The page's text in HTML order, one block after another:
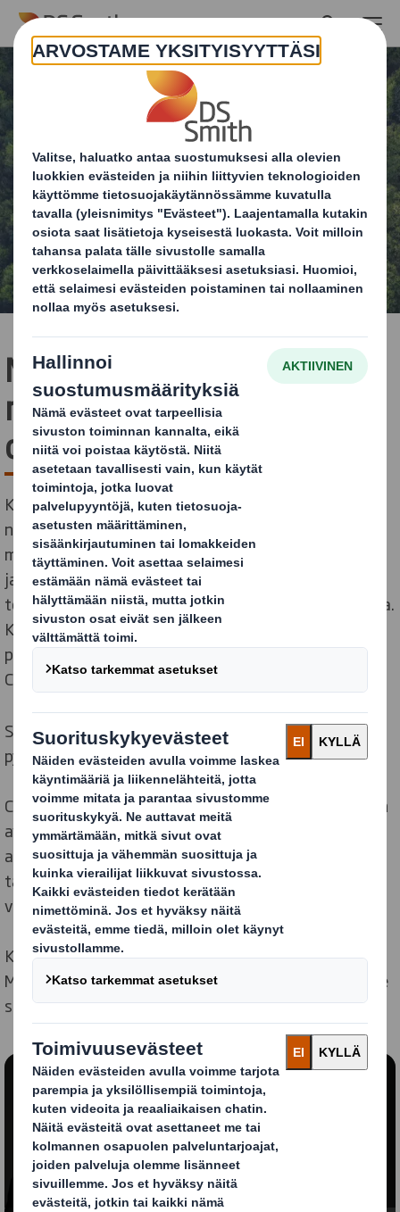
Skip to main content
Miten kiertotalouden
mukainen pakkauksesi
on?
Kun suunnittelemme pakkauksia, suunnittelemme ne
niin, että voimme käyttää mahdollisimman vähän
materiaalia. Optimoimme ne toimitusketjuun sopiviksi
ja varmistamme, että pakkauksen voi kierrättää ja
toisinaan myös, että se on kierrätetystä materiaalista.
Kiertotalouden arvioimiseksi olemme kehittäneet
pakkauksille soveltuvan arviointityökalun nimeltään
Circular Design Metrics.
Siinä missä toiset katsovat asioita lineaarisesti, me
pyrimme katsomaan kiertotalouden näkökulmalta.
Circular Design Metrics vertaa kahdeksan indikaattorin
avulla pakkauksen soveltuvuutta kiertotalouteen. Se
antaa selkeää tietoa miten pakkaus pärjää
tarkastelussa kestävän kehityksen tavoitteita
vastaan, mihin kannattaa kiinnittää huomioita.
Katso alta video, jossa kerrotaan Circular Design
Metrcis -työkalustamme ja siitä, miten hyödynnämme
sitä kiertotalouden mukaisessa suunnittelussa.
Sisältö estetty
Jotta voit nähdä videon, sinun tulee hyväksyä
'toiminnalliset' evästeet
Muuta asetuksiani